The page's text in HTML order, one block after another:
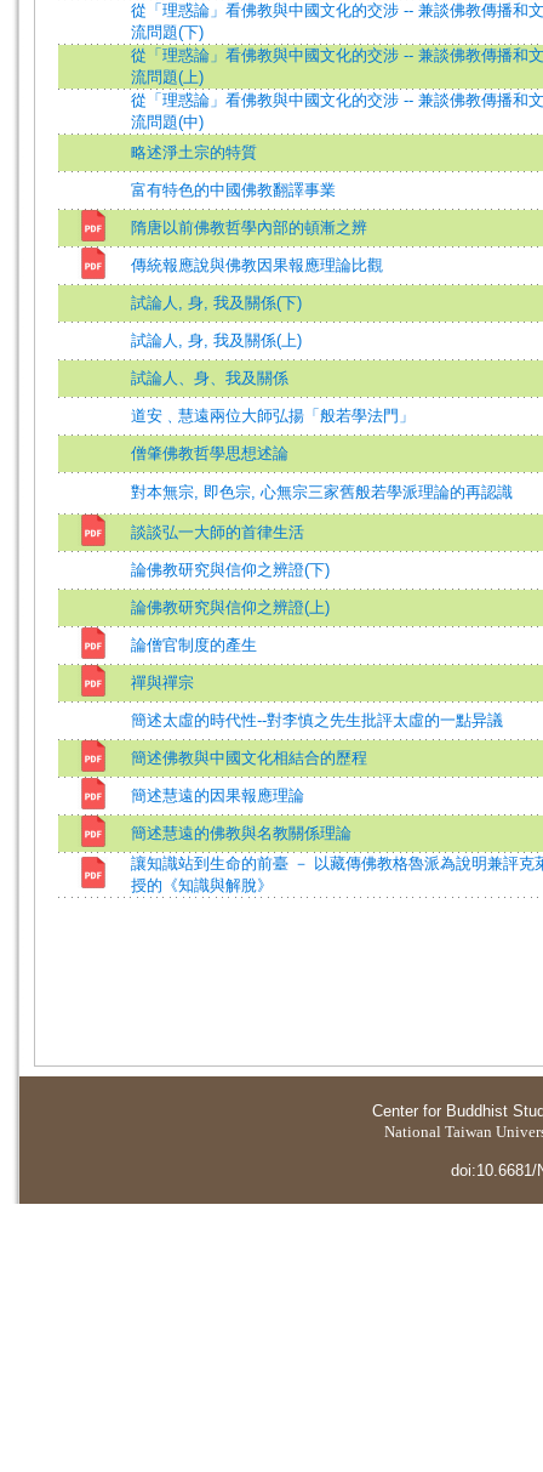
從「理惑論」看佛教與中國文化的交涉 -- 兼談佛教傳播和
流問題(下)
從「理惑論」看佛教與中國文化的交涉 -- 兼談佛教傳播和
流問題(上)
從「理惑論」看佛教與中國文化的交涉 -- 兼談佛教傳播和
流問題(中)
略述淨土宗的特質
富有特色的中國佛教翻譯事業
隋唐以前佛教哲學內部的頓漸之辨
傳統報應說與佛教因果報應理論比觀
試論人, 身, 我及關係(下)
試論人, 身, 我及關係(上)
試論人、身、我及關係
道安﹑慧遠兩位大師弘揚「般若學法門」
僧肇佛教哲學思想述論
對本無宗, 即色宗, 心無宗三家舊般若學派理論的再認識
談談弘一大師的首律生活
論佛教研究與信仰之辨證(下)
論佛教研究與信仰之辨證(上)
論僧官制度的產生
禪與禪宗
簡述太虛的時代性--對李慎之先生批評太虛的一點异議
簡述佛教與中國文化相結合的歷程
簡述慧遠的因果報應理論
簡述慧遠的佛教與名教關係理論
讓知識站到生命的前臺 － 以藏傳佛教格魯派為說明兼評克
授的《知識與解脫》
Center for Buddhist
National Taiwan
doi:10.6681/